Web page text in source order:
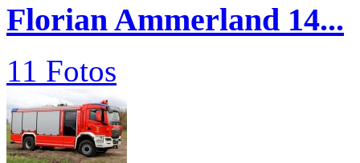
Florian Ammerland 14...
11 Fotos